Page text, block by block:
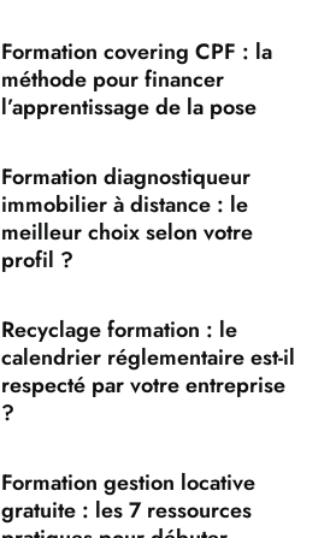
Formation covering CPF : la
méthode pour financer
l’apprentissage de la pose
Formation diagnostiqueur
immobilier à distance : le
meilleur choix selon votre
profil ?
Recyclage formation : le
calendrier réglementaire est-il
respecté par votre entreprise
?
Formation gestion locative
gratuite : les 7 ressources